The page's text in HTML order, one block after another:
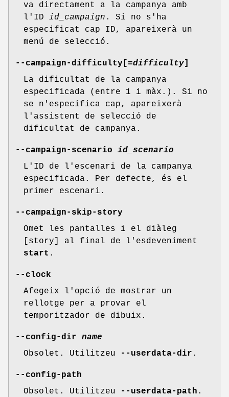
va directament a la campanya amb
l'ID id_campaign . Si no s'ha
especificat cap ID, apareixerà un
menú de selecció.
--campaign-difficulty[ =difficulty
La dificultat de la campanya
especificada (entre 1 i màx.). Si no
se n'especifica cap, apareixerà
l'assistent de selecció de
dificultat de campanya.
--campaign-scenario id_scenario
L'ID de l'escenari de la campanya
especificada. Per defecte, és el
primer escenari.
--campaign-skip-story
Omet les pantalles i el diàleg
[story] al final de l'esdeveniment
start .
--clock
Afegeix l'opció de mostrar un
rellotge per a provar el
temporitzador de dibuix.
--config-dir name
Obsolet. Utilitzeu
--userdata-dir .
--config-path
Obsolet. Utilitzeu
--userdata-path .